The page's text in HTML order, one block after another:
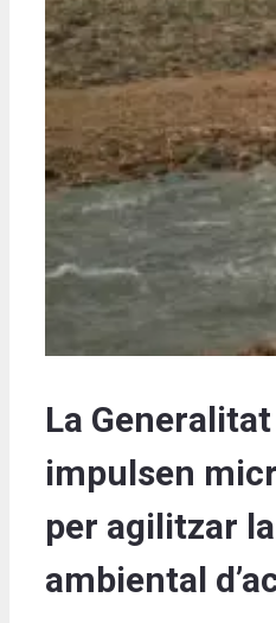
La
impulsen
per agilitzar
ambiental